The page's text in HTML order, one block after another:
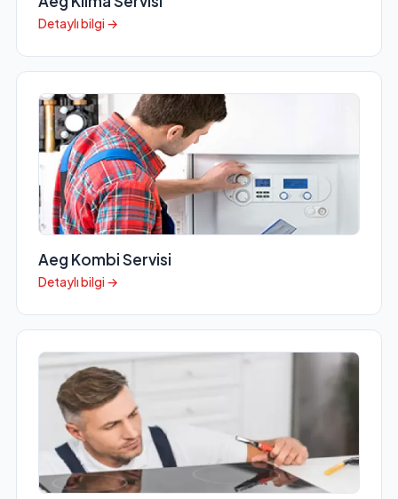
Detaylı bilgi →
Aeg Kombi Servisi
Detaylı bilgi →